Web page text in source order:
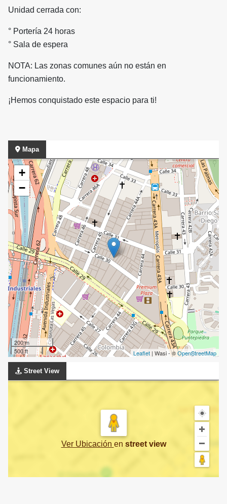
Unidad cerrada con:
° Portería 24 horas
° Sala de espera
NOTA: Las zonas comunes aún no están en
funcionamiento.
¡Hemos conquistado este espacio para ti!
Mapa
+
−
200 m
500 ft
Leaflet | Wasi - ©OpenStreetMap
Street View
Ver Ubicación en street view